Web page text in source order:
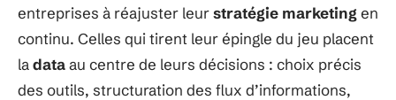
entreprises à réajuster leurstratégie marketing en
continu. Celles qui tirent leur épingle du jeu placent
ladataau centre de leurs décisions : choix précis
des outils, structuration des flux d’informations,